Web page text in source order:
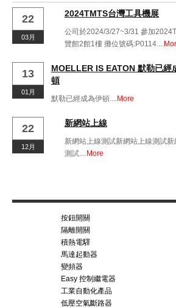
22
03月
2024TMTS台灣工具機展
公司於2024/3/27~3/31 參加
覽館2館1樓 攤位號碼:P0114....
13
01月
MOELLER IS EATON 默勒已經
頓
默勒已經成為伊頓.... More
22
12月
新網站上線
新網站上線測試新網站上線測試
測試.... More
按鈕開關
隔離開關
積熱電驛
馬達起動器
變頻器
Easy 控制繼電器
工業自動化產品
低壓空氣斷路器